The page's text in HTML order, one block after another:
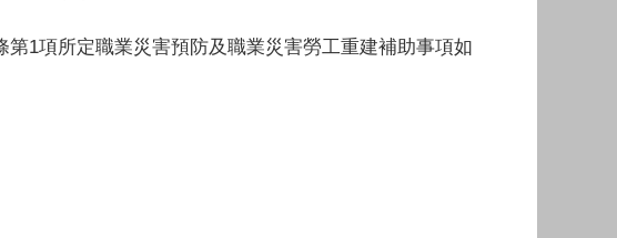
1項所定職業災害預防及職業災害勞工重建補助事項如